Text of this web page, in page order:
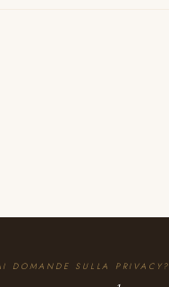
DOMANDE SULLA PRIVACY?